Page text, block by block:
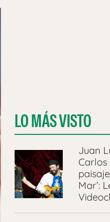
LO MÁS VISTO
Juan
Carlos
Mar’: